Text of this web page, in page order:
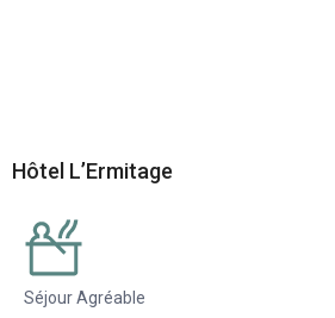
Hôtel L’Ermitage
Séjour Agréable